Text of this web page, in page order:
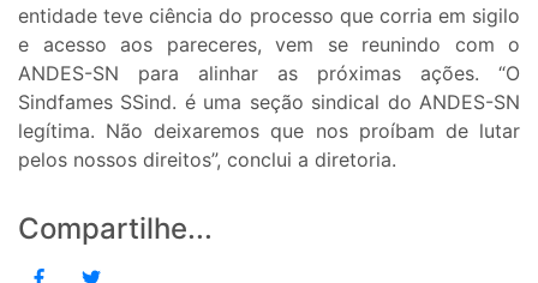
entidade teve ciência do processo que corria em sigilo
e acesso aos pareceres, vem se reunindo com o
ANDES-SN para alinhar as próximas ações. “O
Sindfames SSind. é uma seção sindical do ANDES-SN
legítima. Não deixaremos que nos proíbam de lutar
pelos nossos direitos”, conclui a diretoria.
Compartilhe...